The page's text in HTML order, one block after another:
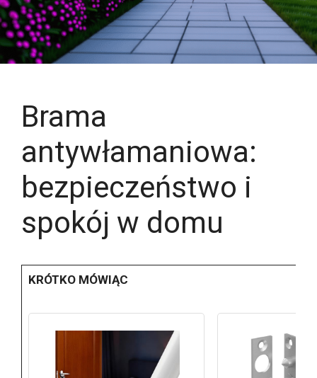
Brama
antywłamaniowa:
bezpieczeństwo i
spokój w domu
KRÓTKO MÓWIĄC